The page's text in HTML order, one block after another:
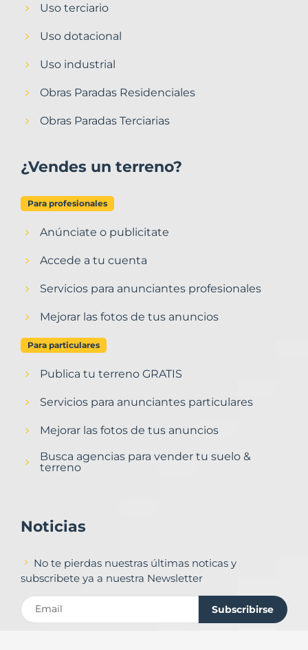
Uso terciario
Uso dotacional
Uso industrial
Obras Paradas Residenciales
Obras Paradas Terciarias
¿Vendes un terreno?
Para profesionales
Anúnciate o publicitate
Accede a tu cuenta
Servicios para anunciantes profesionales
Mejorar las fotos de tus anuncios
Para particulares
Publica tu terreno GRATIS
Servicios para anunciantes particulares
Mejorar las fotos de tus anuncios
Busca agencias para vender tu suelo &
terreno
Noticias
No te pierdas nuestras últimas noticas y
subscribete ya a nuestra Newsletter
Subscribirse